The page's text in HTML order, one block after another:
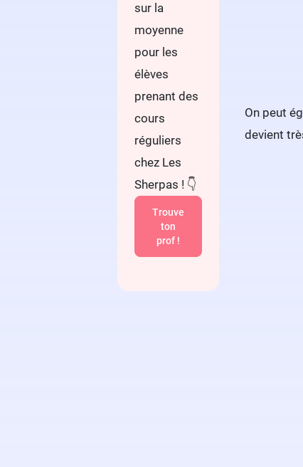
On peut
devient
sur la
moyenne
pour les
élèves
prenant des
cours
réguliers
chez Les
Sherpas ! 👇
Trouve
ton
prof !